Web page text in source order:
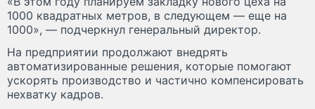
1000 квадратных метров, в следующем — еще на
1000», — подчеркнул генеральный директор.
На предприятии продолжают внедрять
автоматизированные решения, которые помогают
ускорять производство и частично компенсировать
нехватку кадров.